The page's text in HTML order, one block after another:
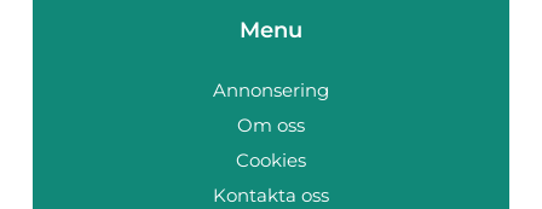
Menu
Annonsering
Om oss
Cookies
Kontakta oss